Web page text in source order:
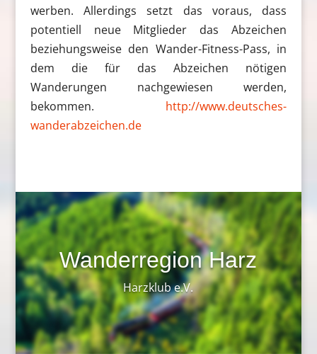
werben. Allerdings setzt das voraus, dass
potentiell neue Mitglieder das Abzeichen
beziehungsweise den Wander-Fitness-Pass, in
dem die für das Abzeichen nötigen
Wanderungen nachgewiesen werden,
bekommen. http://www.deutsches-
wanderabzeichen.de
Wanderregion Harz
Harzklub e.V.